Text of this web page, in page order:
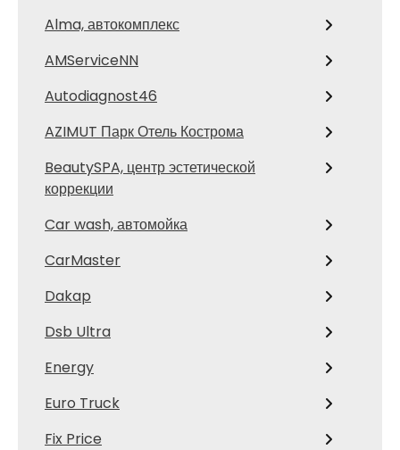
Alma, автокомплекс
AMServiceNN
Autodiagnost46
AZIMUT Парк Отель Кострома
BeautySPA, центр эстетической
коррекции
Car wash, автомойка
CarMaster
Dakap
Dsb Ultra
Energy
Euro Truck
Fix Price